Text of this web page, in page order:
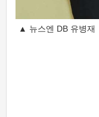
▲ 뉴스엔 DB 유병재